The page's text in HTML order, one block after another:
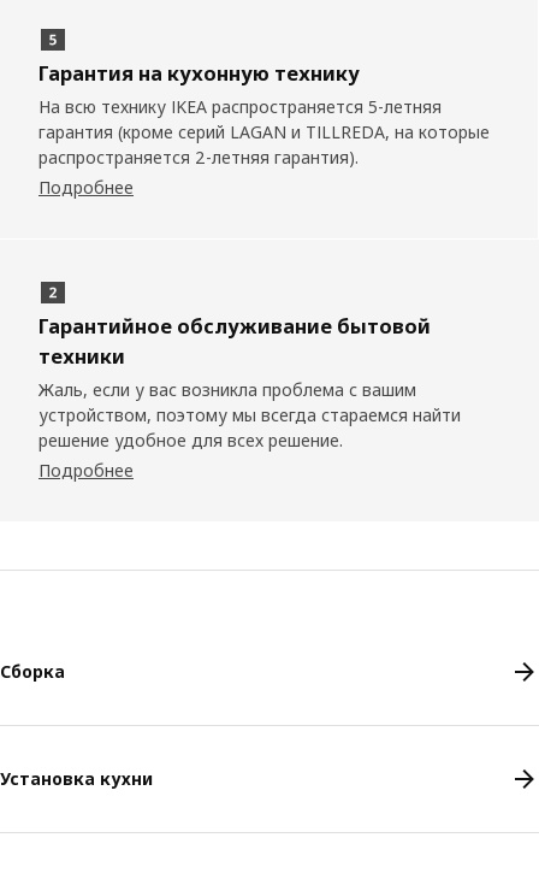
Гарантия на кухонную технику
На всю технику IKEA распространяется 5-летняя
гарантия (кроме серий LAGAN и TILLREDA, на которые
распространяется 2-летняя гарантия).
Подробнее
Гарантийное обслуживание бытовой
техники
Жаль, если у вас возникла проблема с вашим
устройством, поэтому мы всегда стараемся найти
решение удобное для всех решение.
Подробнее
Сборка
Установка кухни